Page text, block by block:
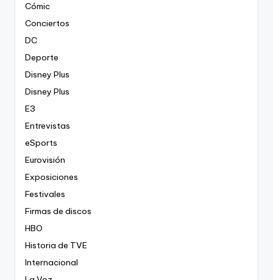
Cómic
Conciertos
DC
Deporte
Disney Plus
Disney Plus
E3
Entrevistas
eSports
Eurovisión
Exposiciones
Festivales
Firmas de discos
HBO
Historia de TVE
Internacional